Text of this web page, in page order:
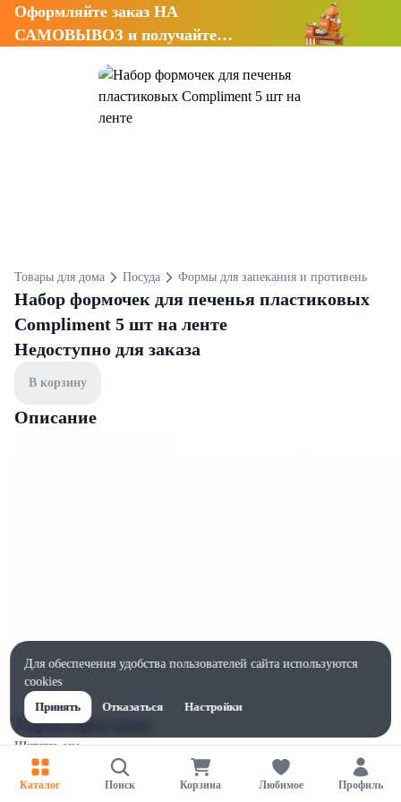
Оформляйте заказ НА
САМОВЫВОЗ и получайте
Товары для дома Посуда Формы для запекания и противень
Набор формочек для печенья пластиковых
Compliment 5 шт на ленте
Недоступно для заказа
В корзину
Описание
Характеристики
Ширина, мм
Высота, мм
Каталог Поиск Корзина Любимое Профиль
Для обеспечения удобства пользователей сайта используются
cookies
Принять
Отказаться Настройки